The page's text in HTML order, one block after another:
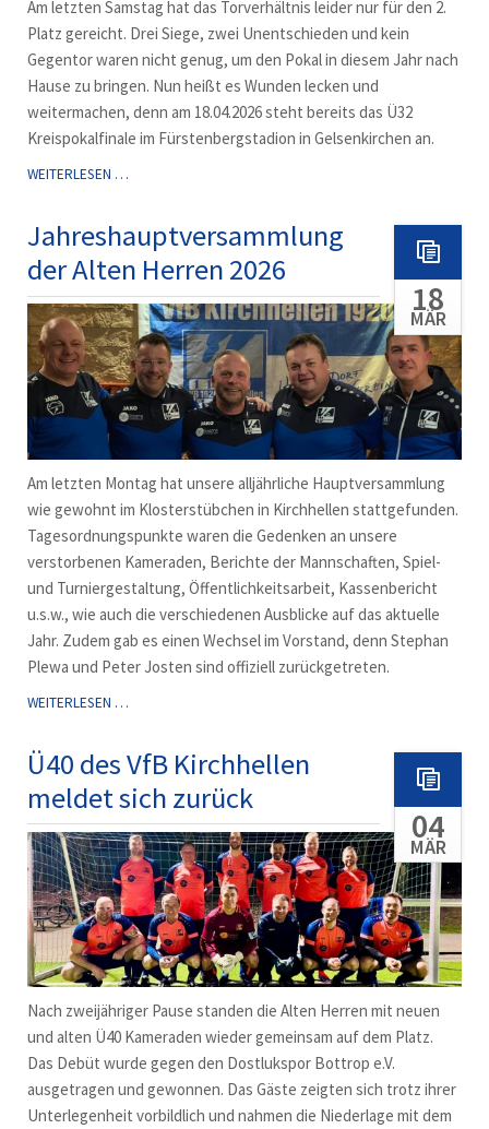
Am letzten Samstag hat das Torverhältnis leider nur für den 2.
Platz gereicht. Drei Siege, zwei Unentschieden und kein
Gegentor waren nicht genug, um den Pokal in diesem Jahr nach
Hause zu bringen. Nun heißt es Wunden lecken und
weitermachen, denn am 18.04.2026 steht bereits das Ü32
Kreispokalfinale im Fürstenbergstadion in Gelsenkirchen an.
WEITERLESEN …2.
DER
Ü40
2026
Jahreshauptversammlung
der Alten Herren 2026
18
MÄR
Am letzten Montag hat unsere alljährliche Hauptversammlung
wie gewohnt im Klosterstübchen in Kirchhellen stattgefunden.
Tagesordnungspunkte waren die Gedenken an unsere
verstorbenen Kameraden, Berichte der Mannschaften, Spiel-
und Turniergestaltung, Öffentlichkeitsarbeit, Kassenbericht
u.s.w., wie auch die verschiedenen Ausblicke auf das aktuelle
Jahr. Zudem gab es einen Wechsel im Vorstand, denn Stephan
Plewa und Peter Josten sind offiziell zurückgetreten.
WEITERLESEN …JAHRESHAUPTVERSAMMLUNG
HERREN
2026
Ü40 des VfB Kirchhellen
meldet sich zurück
04
MÄR
Nach zweijähriger Pause standen die Alten Herren mit neuen
und alten Ü40 Kameraden wieder gemeinsam auf dem Platz.
Das Debüt wurde gegen den Dostlukspor Bottrop e.V.
ausgetragen und gewonnen. Das Gäste zeigten sich trotz ihrer
Unterlegenheit vorbildlich und nahmen die Niederlage mit dem